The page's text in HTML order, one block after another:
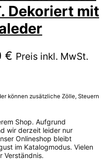
Dekoriert mit
€ Preisspanne:
175,00 €
Preis inkl. MwSt.
können zusätzliche Zölle, Steuern
Shop. Aufgrund
wir derzeit leider nur
Onlineshop bleibt
im Katalogmodus. Vielen
Verständnis.